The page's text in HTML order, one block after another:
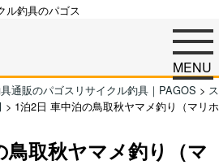
ル釣具のパゴス
MENU
通販のパゴスリサイクル釣具｜PAGOS > ス
> 1泊2日 車中泊の鳥取秋ヤマメ釣り（マリホ
鳥取秋ヤマメ釣り（マ